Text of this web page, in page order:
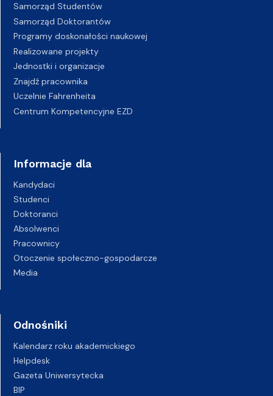
Samorząd Studentów
Samorząd Doktorantów
Programy doskonałości naukowej
Realizowane projekty
Jednostki i organizacje
Znajdź pracownika
Uczelnie Fahrenheita
Centrum Kompetencyjne EZD
Informacje dla
Kandydaci
Studenci
Doktoranci
Absolwenci
Pracownicy
Otoczenie społeczno-gospodarcze
Media
Odnośniki
Kalendarz roku akademickiego
Helpdesk
Gazeta Uniwersytecka
BIP